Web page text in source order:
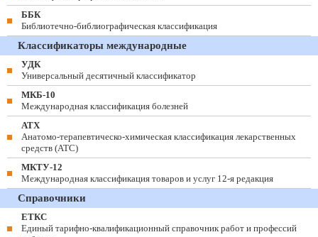
ББК
Библиотечно-библиографическая классификация
Классификаторы международные
УДК
Универсальный десятичный классификатор
МКБ-10
Международная классификация болезней
АТХ
Анатомо-терапевтическо-химическая классификация лекарственных
средств (ATC)
МКТУ-12
Международная классификация товаров и услуг 12-я редакция
Справочники
ЕТКС
Единый тарифно-квалификационный справочник работ и профессий